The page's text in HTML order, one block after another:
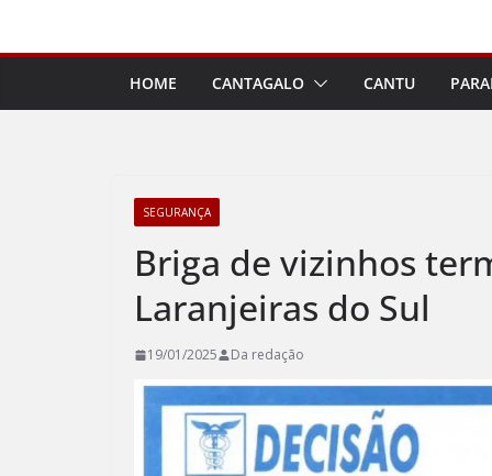
conteúdo
HOME CANTAGALO CANTU
SEGURANÇA
Briga de vizinhos
Laranjeiras do Sul
19/01/2025 Da redação